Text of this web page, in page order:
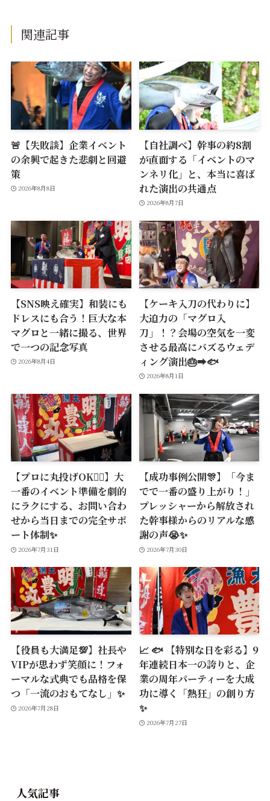
関連記事
🚨【失敗談】企業イベント
の余興で起きた悲劇と回避
策
2026年8月8日
【自社調べ】幹事の約8割
が直面する「イベントのマ
ンネリ化」と、本当に喜ば
れた演出の共通点
2026年8月7日
【SNS映え確実】和装にも
ドレスにも合う！巨大な本
マグロと一緒に撮る、世界
で一つの記念写真
2026年8月4日
【ケーキ入刀の代わりに】
大迫力の「マグロ入
刀」！？会場の空気を一変
させる最高にバズるウェデ
ィング演出🎂➡️🐟
2026年8月1日
【プロに丸投げOK🙆‍♂️】大
一番のイベント準備を劇的
にラクにする、お問い合わ
せから当日までの完全サポ
ート体制✨
2026年7月31日
【成功事例公開🎊】「今ま
でで一番の盛り上がり！」
プレッシャーから解放され
た幹事様からのリアルな感
謝の声😭✨
2026年7月30日
【役員も大満足💯】社長や
VIPが思わず笑顔に！フォ
ーマルな式典でも品格を保
つ「一流のおもてなし」✨
2026年7月28日
📈 🐟 【特別な日を彩る】9
年連続日本一の誇りと、企
業の周年パーティーを大成
功に導く「熱狂」の創り方
✨
2026年7月27日
人気記事